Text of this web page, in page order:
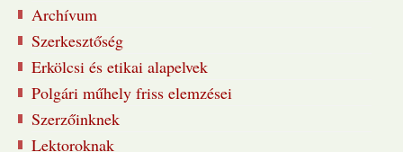
Archívum
Szerkesztőség
Erkölcsi és etikai alapelvek
Polgári műhely friss elemzései
Szerzőinknek
Lektoroknak